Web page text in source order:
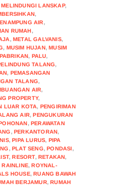
MELINDUNGI LANSKAP,
,
AIR,
RUMAH,
,METAL GALVANIS,
, MUSIM HUJAN,MUSIM
PABRIKAN, PALU,
TALANG,
, PEMASANGAN
TALANG,
AIR,
PROPERTY,
LUAR KOTA, PENGIRIMAN
AIR,PENGUKURAN
,PERAWATAN
,PERKANTORAN,
,PIPA LURUS, PIPA
,PLAT SENG,PONDASI,
,RESORT,RETAKAN,
RAINLINE,ROYNAL-
HOUSE,RUANG BAWAH
BERJAMUR,RUMAH